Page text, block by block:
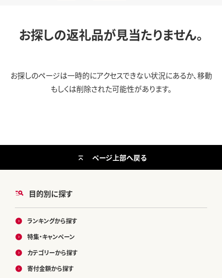
お探しの返礼品が見当たりません。
お探しのページは一時的にアクセスできない状況にあるか、移動
もしくは削除された可能性があります。
目的別に探す
ランキングから探す
特集・キャンペーン
カテゴリーから探す
寄付金額から探す
ページ上部へ戻る